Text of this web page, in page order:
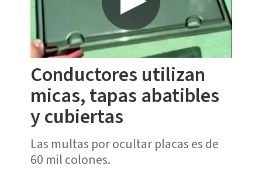
Conductores utilizan
micas, tapas abatibles
y cubiertas
Las multas por ocultar placas es de
60 mil colones.